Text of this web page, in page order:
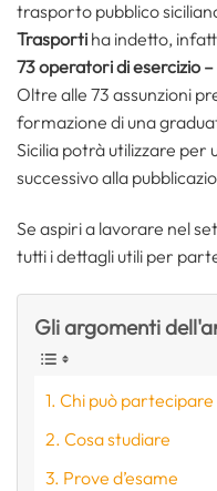
trasporto pubblico
Trasporti ha indetto,
73 operatori di esercizio
Oltre alle 73 assunzioni
formazione di una
Sicilia potrà utilizzare per
successivo alla
Se aspiri a lavorare nel
tutti i dettagli utili per
Gli argomenti
Chi può partecipare
Cosa studiare
Prove d’esame